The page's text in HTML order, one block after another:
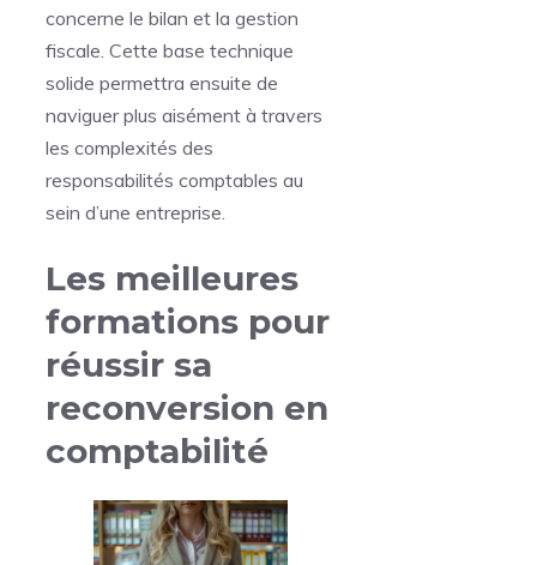
concerne le bilan et la gestion
fiscale. Cette base technique
solide permettra ensuite de
naviguer plus aisément à travers
les complexités des
responsabilités comptables au
sein d’une entreprise.
Les meilleures
formations pour
réussir sa
reconversion en
comptabilité